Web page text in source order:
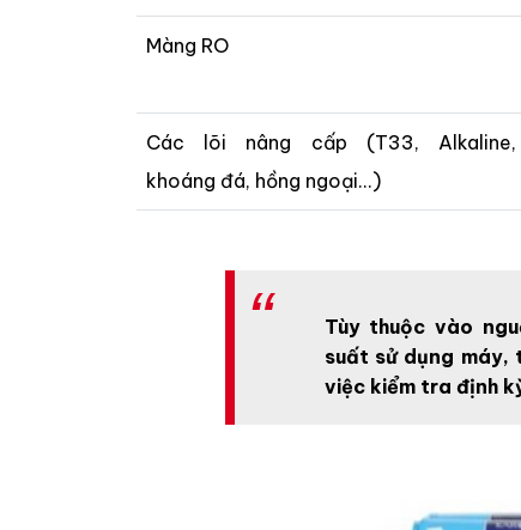
Màng RO
Các lõi nâng cấp (T33, Alkaline,
khoáng đá, hồng ngoại...)
Tùy thuộc vào
suất sử dụng máy,
việc kiểm tra định